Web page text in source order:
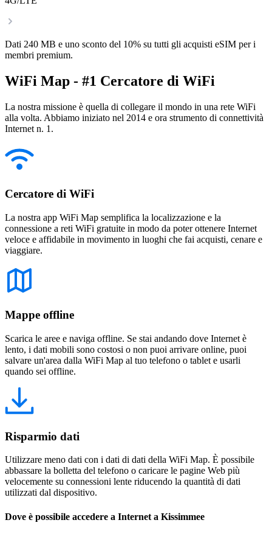
Dati 240 MB e uno sconto del 10% su tutti gli acquisti eSIM per i
membri premium.
WiFi Map - #1 Cercatore di WiFi
La nostra missione è quella di collegare il mondo in una rete WiFi
alla volta. Abbiamo iniziato nel 2014 e ora strumento di connettività
Internet n. 1.
Cercatore di WiFi
La nostra app WiFi Map semplifica la localizzazione e la
connessione a reti WiFi gratuite in modo da poter ottenere Internet
veloce e affidabile in movimento in luoghi che fai acquisti, cenare e
viaggiare.
Mappe offline
Scarica le aree e naviga offline. Se stai andando dove Internet è
lento, i dati mobili sono costosi o non puoi arrivare online, puoi
salvare un'area dalla WiFi Map al tuo telefono o tablet e usarli
quando sei offline.
Risparmio dati
Utilizzare meno dati con i dati di dati della WiFi Map. È possibile
abbassare la bolletta del telefono o caricare le pagine Web più
velocemente su connessioni lente riducendo la quantità di dati
utilizzati dal dispositivo.
Dove è possibile accedere a Internet a Kissimmee